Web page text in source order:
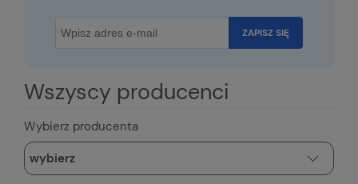
ZAPISZ SIĘ
Wszyscy producenci
Wybierz producenta